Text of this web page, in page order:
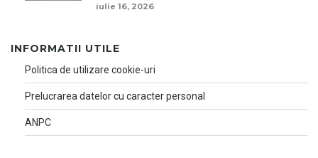
iulie 16, 2026
INFORMATII UTILE
Politica de utilizare cookie-uri
Prelucrarea datelor cu caracter personal
ANPC